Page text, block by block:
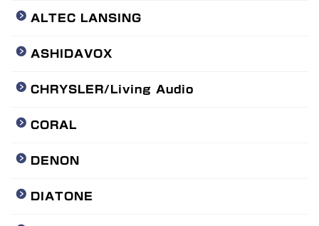
ALTEC LANSING
ASHIDAVOX
CHRYSLER/Living Audio
CORAL
DENON
DIATONE